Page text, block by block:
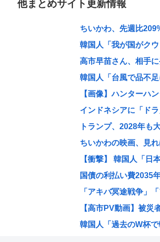
他まとめサイト更新情報
ちいかわ、先週比
韓国人「我が国がク
高市早苗さん、相手
韓国人「台風で品不
【画像】ハンターハ
インドネシアに「ド
トランプ、2028年も
ちいかわの映画、見
【衝撃】 韓国人「日
国債の利払い費2035
「アキバ冥途戦争」
【高市PV動画】被災
韓国人「過去のW杯